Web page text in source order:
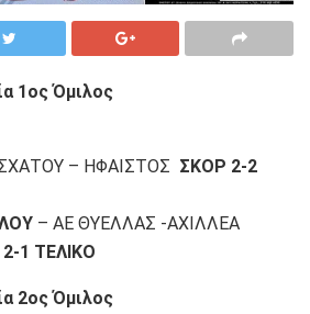
1ος Όμιλος
– ΗΦΑΙΣΤΟΣ ΣΚΟΡ 2-2
– ΑΕ ΘΥΕΛΛΑΣ -ΑΧΙΛΛΕΑ
1 ΤΕΛΙΚΟ
2ος Όμιλος